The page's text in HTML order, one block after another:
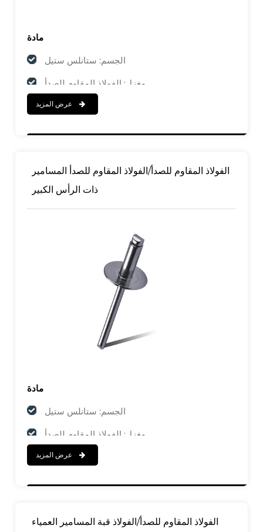
مادة
الجسم: ستانلس ستيل
مغزل: الفولاذ المقاوم للصدأ
ينهي
الفولاذ المقاوم للصدأ/الفولاذ المقاوم للصدأ المسامير
ذات الرأس الكبير
مادة
الجسم: ستانلس ستيل
مغزل: الفولاذ المقاوم للصدأ
ينهي
الفولاذ المقاوم للصدأ/الفولاذ قبة المسامير العمياء